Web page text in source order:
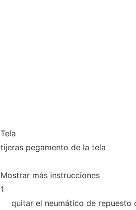
Tela
tijeras pegamento de la tela
Mostrar más instrucciones
1
quitar el neumático de repuesto